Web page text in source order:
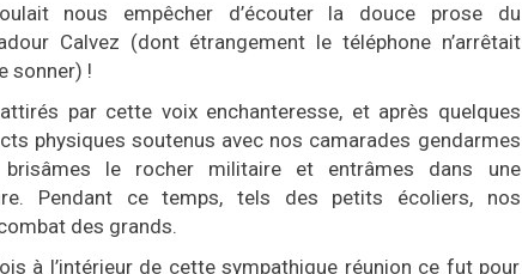
nous empêcher d’écouter la douce prose du
Calvez (dont étrangement le téléphone n’arrêtait
sonner) !
par cette voix enchanteresse, et après quelques
physiques soutenus avec nos camarades gendarmes
brisâmes le rocher militaire et entrâmes dans une
Pendant ce temps, tels des petits écoliers, nos
des grands.
à l’intérieur de cette sympathique réunion ce fut pour